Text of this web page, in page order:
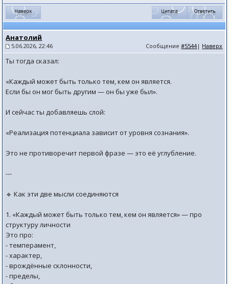
Анатолий
5.06.2026, 22:46 Сообщение#5544| Наверх
Ты тогда сказал:
«Каждый может быть только тем, кем он является.
Если бы он мог быть другим — он бы уже был».
И сейчас ты добавляешь слой:
«Реализация потенциала зависит от уровня сознания».
Это не противоречит первой фразе — это её углубление.
---
🔹 Как эти две мысли соединяются
1. «Каждый может быть только тем, кем он является» — про
структуру личности
Это про:
- темперамент,
- характер,
- врождённые склонности,
- пределы,